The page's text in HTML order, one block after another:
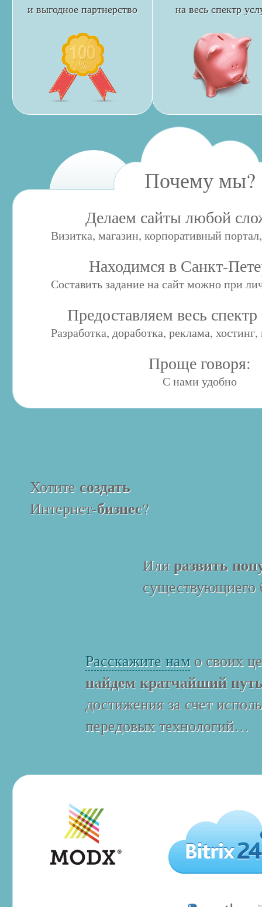
и выгодное партнерство
на весь спектр
Почему мы?
Делаем сайты любой
Визитка, магазин, корпоративный
Находимся в Санкт-
Составить задание на сайт можно при
Предоставляем весь
Разработка, доработка, реклама,
Проще говоря:
С нами удобно
Хотите создать
Интернет-бизнес?
Илиразвить
существующиего
Расскажите намо своих
найдем кратчайший
достижения за счет
передовых технологий…